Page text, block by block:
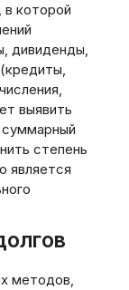
в которой
дивиденды‚
выявить
степень
является
методов‚